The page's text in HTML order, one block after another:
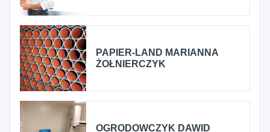
PAPIER-LAND MARIANNA
ŻOŁNIERCZYK
OGRODOWCZYK DAWID